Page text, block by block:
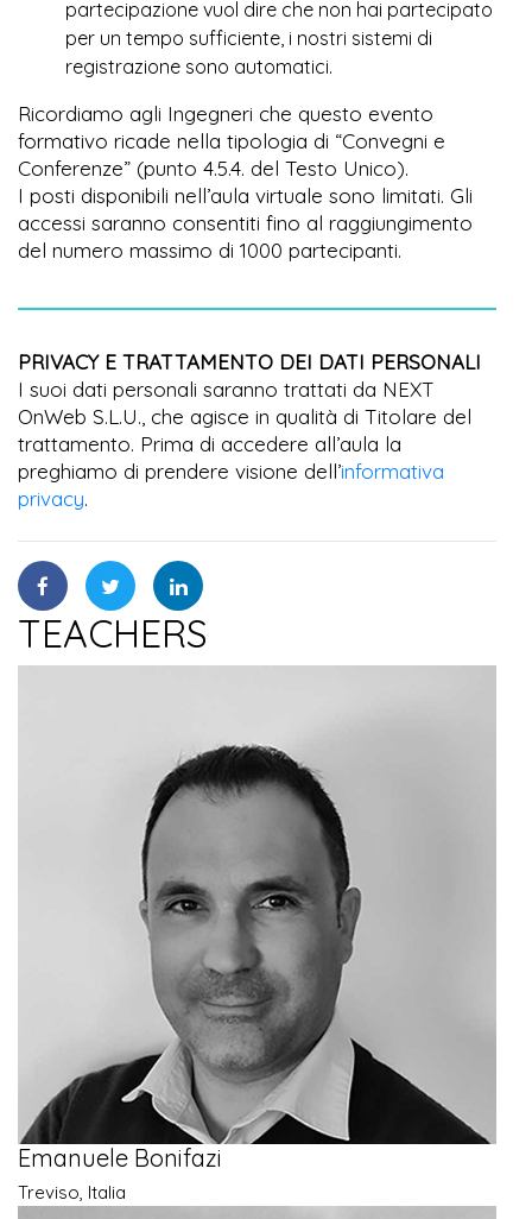
partecipazione vuol dire che non hai partecipato
per un tempo sufficiente, i nostri sistemi di
registrazione sono automatici.
Ricordiamo agli Ingegneri che questo evento
formativo ricade nella tipologia di “Convegni e
Conferenze” (punto 4.5.4. del Testo Unico).
I posti disponibili nell’aula virtuale sono limitati. Gli
accessi saranno consentiti fino al raggiungimento
del numero massimo di 1000 partecipanti.
PRIVACY E TRATTAMENTO DEI DATI PERSONALI
I suoi dati personali saranno trattati da NEXT
OnWeb S.L.U., che agisce in qualità di Titolare del
trattamento. Prima di accedere all’aula la
preghiamo di prendere visione dell’informativa
privacy.
TEACHERS
Emanuele Bonifazi
Treviso, Italia